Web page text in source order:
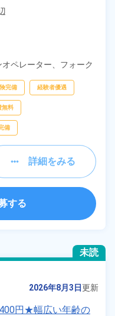
ペレーター、 フォーク
完備 経験者優遇
無料
備
詳細をみる
する
未読
2026年8月3日更新
円★幅広い年齢の